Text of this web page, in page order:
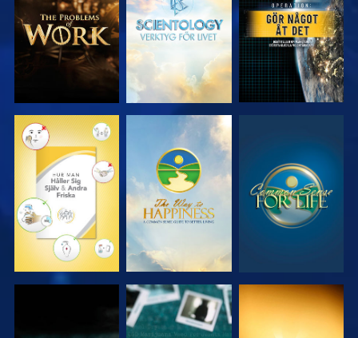
SERIEN
SERIEN
TITTA TITTA TITTA
TITTA TITTA